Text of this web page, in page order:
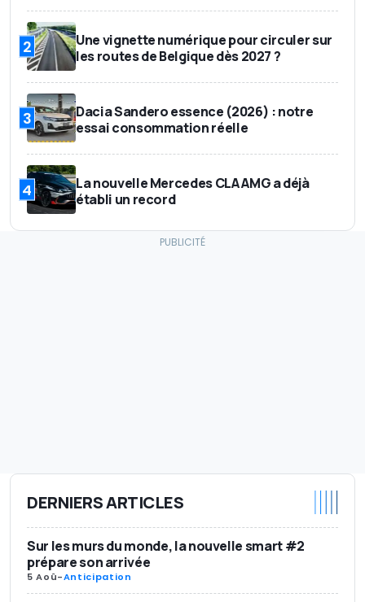
2
Une vignette numérique pour circuler sur
les routes de Belgique dès 2027 ?
3
Dacia Sandero essence (2026) : notre
essai consommation réelle
4
La nouvelle Mercedes CLA AMG a déjà
établi un record
DERNIERS ARTICLES
Sur les murs du monde, la nouvelle smart #2
prépare son arrivée
5 Aoû-Anticipation